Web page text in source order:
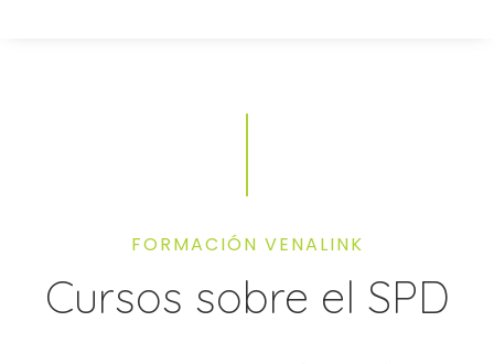
FORMACIÓN VENALINK
Cursos sobre el SPD